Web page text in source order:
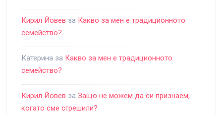
Кирил Йовев за Какво за мен е традиционното
семейство?
Катерина за Какво за мен е традиционното
семейство?
Кирил Йовев за Защо не можем да си признаем,
когато сме сгрешили?